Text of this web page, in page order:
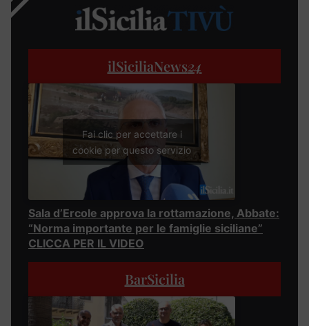
ilSiciliaNews24
Fai clic per accettare i
cookie per questo servizio
Sala d’Ercole approva la rottamazione, Abbate:
“Norma importante per le famiglie siciliane”
CLICCA PER IL VIDEO
BarSicilia